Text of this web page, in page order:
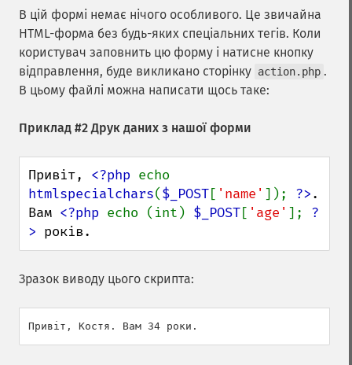
В цій формі немає нічого особливого. Це звичайна
HTML-форма без будь-яких спеціальних тегів. Коли
користувач заповнить цю форму і натисне кнопку
відправлення, буде викликано сторінку action.php .
В цьому файлі можна написати щось таке:
Приклад #2 Друк даних з нашої форми
Привіт, <?php
htmlspecialchars($_POST[ 'name' ]); ?>.
Вам <?php echo (int) $_POST[ 'age' ]; ?
> років.
Зразок виводу цього скрипта: